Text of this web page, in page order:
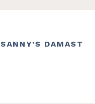
SANNY’S DAMAST